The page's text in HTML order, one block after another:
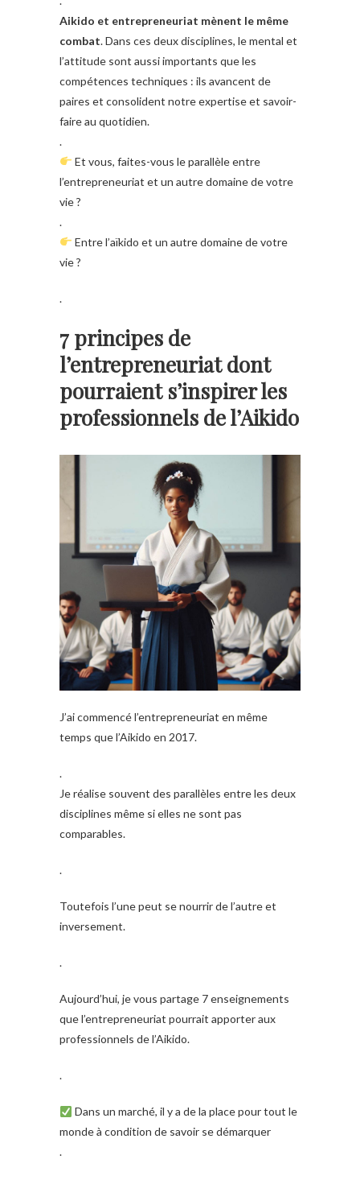
Aikido et entrepreneuriat mènent le même
combat. Dans ces deux disciplines, le mental et
l’attitude sont aussi importants que les
compétences techniques : ils avancent de
paires et consolident notre expertise et savoir-
faire au quotidien.
.
Et vous, faites-vous le parallèle entre
l’entrepreneuriat et un autre domaine de votre
vie ?
.
Entre l’aïkido et un autre domaine de votre
vie ?
.
7 principes de
l’entrepreneuriat dont
pourraient s’inspirer les
professionnels de l’Aikido
J’ai commencé l’entrepreneuriat en même
temps que l’Aikido en 2017.
.
Je réalise souvent des parallèles entre les deux
disciplines même si elles ne sont pas
comparables.
.
Toutefois l’une peut se nourrir de l’autre et
inversement.
.
Aujourd’hui, je vous partage 7 enseignements
que l’entrepreneuriat pourrait apporter aux
professionnels de l’Aikido.
.
Dans un marché, il y a de la place pour tout le
monde à condition de savoir se démarquer
.